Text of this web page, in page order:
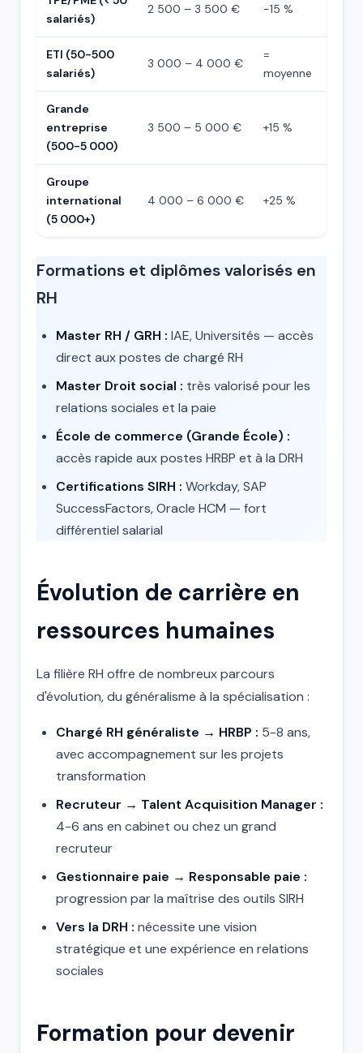
salariés)
2 500 – 3 500 € -15 %
ETI (50-500
salariés)
3 000 – 4 000 €
=
moyenne
Grande
entreprise
(500-5 000)
3 500 – 5 000 € +15 %
Groupe
international
(5 000+)
4 000 – 6 000 € +25 %
Formations et diplômes valorisés en
RH
Master RH / GRH : IAE, Universités — accès
direct aux postes de chargé RH
Master Droit social : très valorisé pour les
relations sociales et la paie
École de commerce (Grande École) :
accès rapide aux postes HRBP et à la DRH
Certifications SIRH : Workday, SAP
SuccessFactors, Oracle HCM — fort
différentiel salarial
Évolution de carrière en
ressources humaines
La filière RH offre de nombreux parcours
d'évolution, du généralisme à la spécialisation :
Chargé RH généraliste → HRBP : 5-8 ans,
avec accompagnement sur les projets
transformation
Recruteur → Talent Acquisition Manager :
4-6 ans en cabinet ou chez un grand
recruteur
Gestionnaire paie → Responsable paie :
progression par la maîtrise des outils SIRH
Vers la DRH : nécessite une vision
stratégique et une expérience en relations
sociales
Formation pour devenir